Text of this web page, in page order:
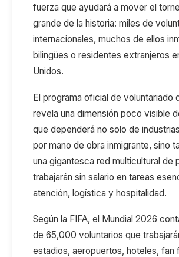
fuerza que ayudará a mover el
grande de la historia: miles de
internacionales, muchos de ellos
bilingües o residentes extranjeros
Unidos.
El programa oficial de voluntariado
revela una dimensión poco visible
que dependerá no solo de
por mano de obra inmigrante, sino
una gigantesca red multicultural de
trabajarán sin salario en tareas
atención, logística y hospitalidad.
Según la FIFA, el Mundial 2026
de 65,000 voluntarios que t
estadios, aeropuertos, hoteles, fan